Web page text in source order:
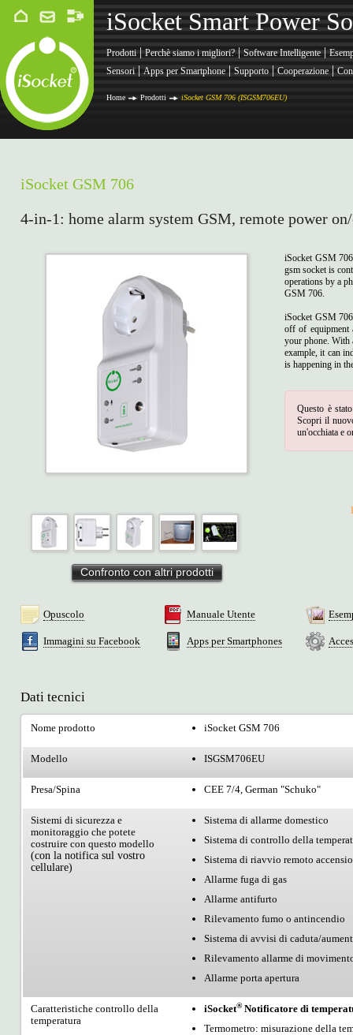
iSocket Smart Power
Prodotti | Perchè siamo i migliori? | Software Intelligente |
Sensori | Apps per Smartphone | Supporto | Cooperazione |
Home Prodotti iSocket GSM 706 (ISGSM706EU)
iSocket GSM 706
4-in-1: home alarm system GSM, remote power
Confronto con altri prodotti
iSocket GSM
gsm socket is
operations by a
GSM 706.
iSocket GSM
off of equipment
your phone. With
example, it can
is happening in
Questo è
Scopri il
un'occhiata e
Opuscolo Manuale Utente
Immagini su Facebook Apps per Smartphones
Dati tecnici
Nome prodotto iSocket GSM 706
Modello ISGSM706EU
Presa/Spina CEE 7/4, German "Schuko"
Sistemi di sicurezza e
monitoraggio che potete
costruire con questo modello
(con la notifica sul vostro
cellulare)
Sistema di allarme domestico
Sistema di controllo della
Sistema di riavvio remoto
Allarme fuga di gas
Allarme antifurto
Rilevamento fumo o antincendio
Sistema di avvisi di caduta/
Rilevamento allarme di
Allarme porta apertura
Caratteristiche controllo della
temperatura
iSocket®Notificatore di
Termometro: misurazione della